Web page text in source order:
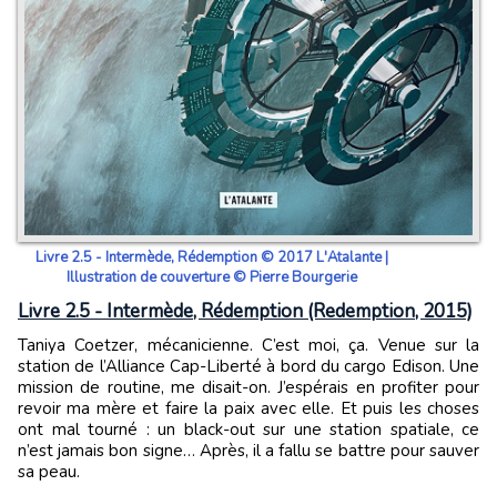
Livre 2.5 - Intermède, Rédemption © 2017 L'Atalante |
Illustration de couverture © Pierre Bourgerie
Livre 2.5 - Intermède, Rédemption (Redemption, 2015)
Taniya Coetzer, mécanicienne. C’est moi, ça. Venue sur la
station de l’Alliance Cap-Liberté à bord du cargo Edison. Une
mission de routine, me disait-on. J’espérais en profiter pour
revoir ma mère et faire la paix avec elle. Et puis les choses
ont mal tourné : un black-out sur une station spatiale, ce
n’est jamais bon signe… Après, il a fallu se battre pour sauver
sa peau.